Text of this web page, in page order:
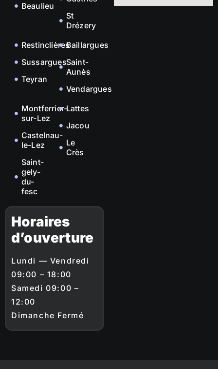
Beaulieu
St
Drézery
Restinclières
Sussargues
Teyran
Baillargues
Saint-
Aunès
Vendargues
Montferrier-
sur-Lez
Castelnau-
le-Lez
Saint-
gely-
du-
fesc
Lattes
Jacou
Le
Crès
Horaires
d’ouverture
Lundi — Vendredi
09:00 – 18:00
Samedi 09:00 –
12:00
Dimanche Fermé